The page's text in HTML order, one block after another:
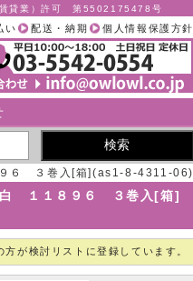
賃貸業）許可 第5502175478号
個人情報保護方針
配送・納期
い
６ ３巻入[箱](as1-8-4311-06)
１１８９６ ３巻入[箱]
方が検討リストに登録しています。